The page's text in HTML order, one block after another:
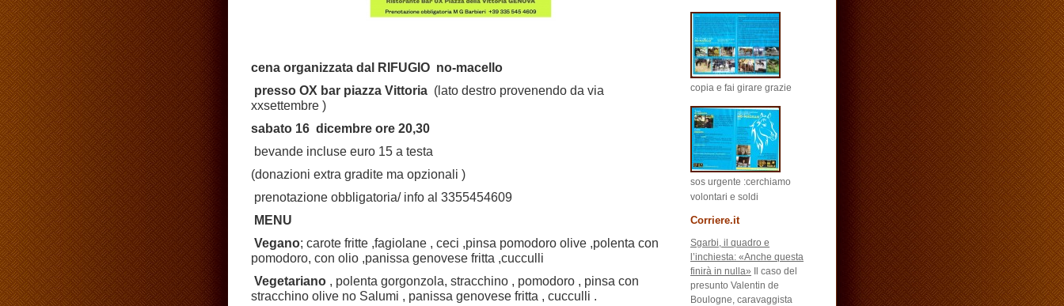
cena organizzata dal RIFUGIO no-macello
presso OX bar piazza Vittoria (lato destro provenendo da via
xxsettembre )
sabato 16 dicembre ore 20,30
bevande incluse euro 15 a testa
(donazioni extra gradite ma opzionali )
prenotazione obbligatoria/ info al 3355454609
MENU
Vegano; carote fritte ,fagiolane , ceci ,pinsa pomodoro olive ,polenta con
pomodoro, con olio ,panissa genovese fritta ,cucculli
Vegetariano , polenta gorgonzola, stracchino , pomodoro , pinsa con
stracchino olive no Salumi , panissa genovese fritta , cucculli .
copia e fai girare grazie
sos urgente :cerchiamo
volontari e soldi
Corriere.it
Sgarbi, il quadro e
l’inchiesta: «Anche questa
finirà in nulla»
Il caso del
presunto Valentin de
Boulogne, caravaggista